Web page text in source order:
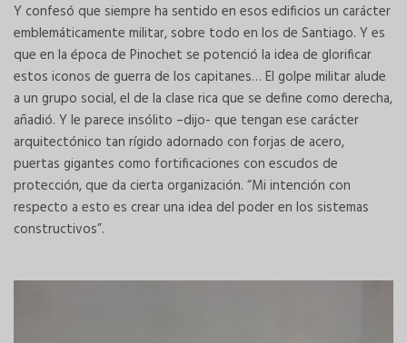
Y confesó que siempre ha sentido en esos edificios un carácter
emblemáticamente militar, sobre todo en los de Santiago. Y es
que en la época de Pinochet se potenció la idea de glorificar
estos iconos de guerra de los capitanes… El golpe militar alude
a un grupo social, el de la clase rica que se define como derecha,
añadió. Y le parece insólito –dijo- que tengan ese carácter
arquitectónico tan rígido adornado con forjas de acero,
puertas gigantes como fortificaciones con escudos de
protección, que da cierta organización. “Mi intención con
respecto a esto es crear una idea del poder en los sistemas
constructivos”.